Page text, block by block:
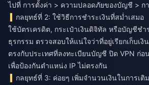
ไปที่ การตั้งค่า > ความปลอดภัยของบัญชี > ก
กลยุทธ์ที่ 2: ใช้วิธีการชำระเงินที่สม่ำเสมอ
ใช้บัตรเครดิต, กระเป๋าเงินดิจิทัล หรือบัญชีชำ
ธุรกรรม ตรวจสอบให้แน่ใจว่าที่อยู่เรียกเก็บเงิ
ตรงกับประเทศที่ลงทะเบียนบัญชี ปิด VPN ก่อ
เพื่อป้องกันตำแหน่ง IP ไม่ตรงกัน
กลยุทธ์ที่ 3: ค่อยๆ เพิ่มจำนวนเงินในการเติม